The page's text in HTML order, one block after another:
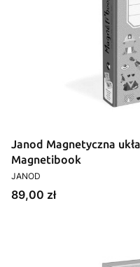
Janod Magnetyczna
Magnetibook
PRODUCENT
JANOD
Cena
89,00 zł